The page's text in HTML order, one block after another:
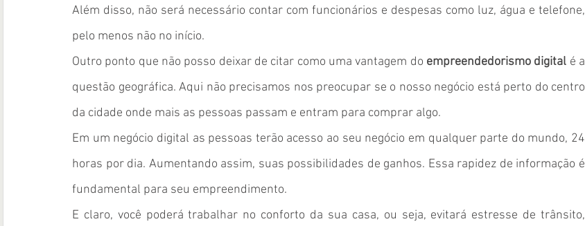
Além disso, não será necessário contar com funcionários e despesas como luz, água e telefone,
pelo menos não no início.
Outro ponto que não posso deixar de citar como uma vantagem do empreendedorismo digital é a
questão geográfica. Aqui não precisamos nos preocupar se o nosso negócio está perto do centro
da cidade onde mais as pessoas passam e entram para comprar algo.
Em um negócio digital as pessoas terão acesso ao seu negócio em qualquer parte do mundo, 24
horas por dia. Aumentando assim, suas possibilidades de ganhos. Essa rapidez de informação é
fundamental para seu empreendimento.
E claro, você poderá trabalhar no conforto da sua casa, ou seja, evitará estresse de trânsito,